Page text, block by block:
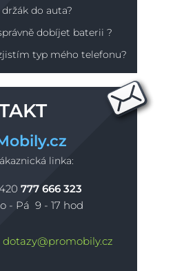
držák do auta?
dobíjet baterii ?
typ mého telefonu?
linka:
777 666 323
- Pá 9 - 17 hod
dotazy@promobily.cz